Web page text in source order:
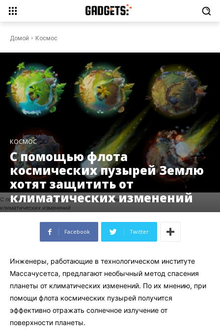
Домой Космос
С помощью флота космических пузырей Землю хотят защитить от
климатических изменений
КОСМОС
С помощью флота
космических пузырей Землю
хотят защитить от
климатических изменений
Facebook Twitter
Инженеры, работающие в технологическом институте
Массачусетса, предлагают необычный метод спасения
планеты от климатических изменений. По их мнению, при
помощи флота космических пузырей получится
эффективно отражать солнечное излучение от
поверхности планеты.